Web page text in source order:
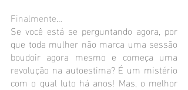
Finalmente…
Se você está se perguntando agora, por
que toda mulher não marca uma sessão
boudoir agora mesmo e começa uma
revolução na autoestima? É um mistério
com o qual luto há anos! Mas, o melhor